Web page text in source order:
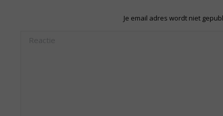
Je email adres wordt niet
Reactie